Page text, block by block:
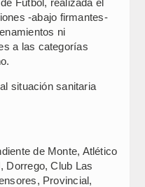
-abajo firmantes-
ni
a las categorías
situación sanitaria
de Monte, Atlético
Dorrego, Club Las
Provincial,